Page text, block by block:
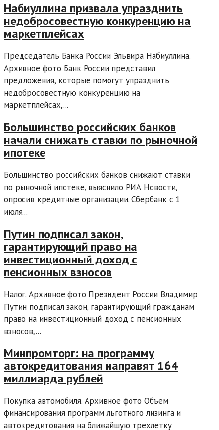
Набиуллина призвала упразднить
недобросовестную конкуренцию на
маркетплейсах
Председатель Банка России Эльвира Набиуллина.
Архивное фото Банк России представил
предложения, которые помогут упразднить
недобросовестную конкуренцию на
маркетплейсах,...
Большинство российских банков
начали снижать ставки по рыночной
ипотеке
Большинство российских банков снижают ставки
по рыночной ипотеке, выяснило РИА Новости,
опросив кредитные организации. Сбербанк с 1
июля...
Путин подписал закон,
гарантирующий право на
инвестиционный доход с
пенсионных взносов
Налог. Архивное фото Президент России Владимир
Путин подписал закон, гарантирующий гражданам
право на инвестиционный доход с пенсионных
взносов,...
Минпромторг: на программу
автокредитования направят 164
миллиарда рублей
Покупка автомобиля. Архивное фото Объем
финансирования программ льготного лизинга и
автокредитования на ближайшую трехлетку